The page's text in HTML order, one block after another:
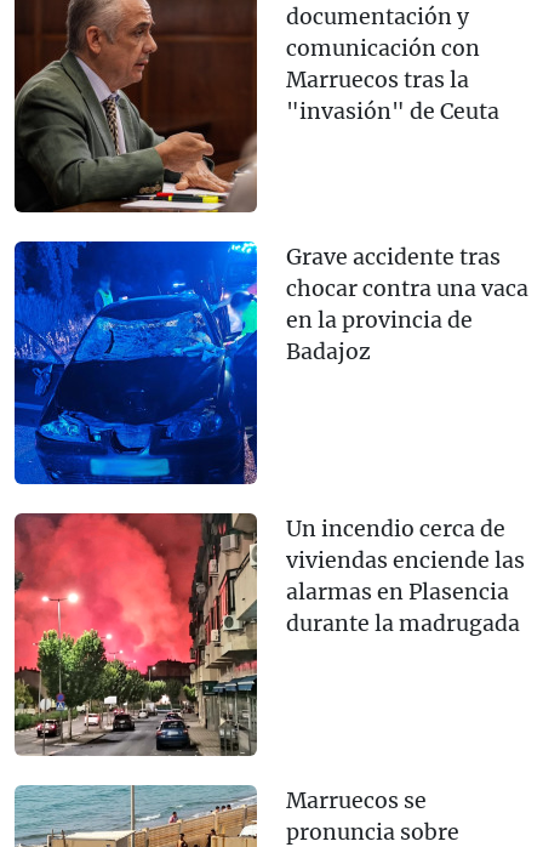
documentación y
comunicación con
Marruecos tras la
"invasión" de Ceuta
Grave accidente tras
chocar contra una vaca
en la provincia de
Badajoz
Un incendio cerca de
viviendas enciende las
alarmas en Plasencia
durante la madrugada
Marruecos se
pronuncia sobre